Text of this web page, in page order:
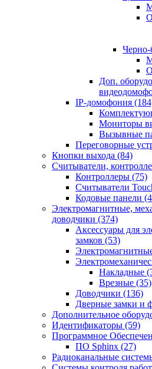
Черно-
Доп.
IP-домофония
Мониторы
Вызывные
Переговорные
Кнопки выхода (84)
Считыватели,
Контроллеры (75)
Считыватели
Кодовые панели
Электромагнитные,
доводчики (374)
Аксессуары для
замков (53)
Накладные
Врезные (35)
Доводчики (136)
Дверные замки и
Дополнительное
Идентификаторы (59)
Программное
ПО Sphinx (27)
Радиоканальные